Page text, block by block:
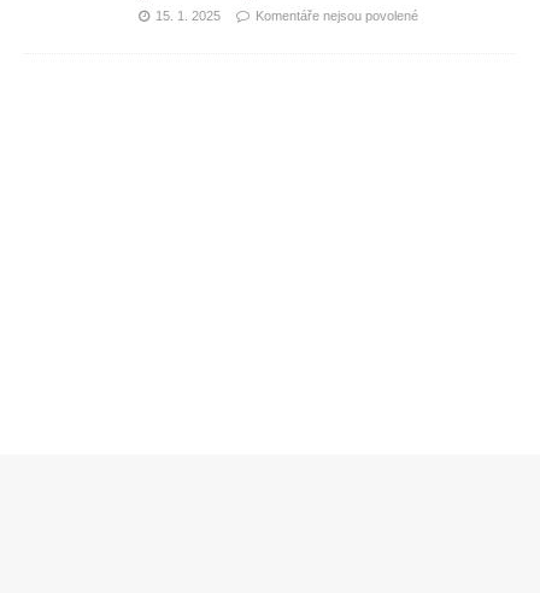
15. 1. 2025 Komentáře nejsou povolené